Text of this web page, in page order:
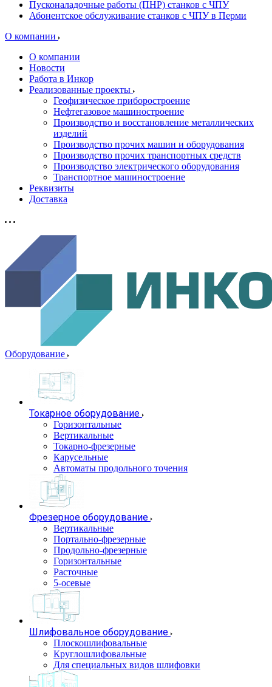
Пусконаладочные работы (ПНР) станков с ЧПУ
Абонентское обслуживание станков с ЧПУ в Перми
О компании
О компании
Новости
Работа в Инкор
Реализованные проекты
Геофизическое приборостроение
Нефтегазовое машиностроение
Производство и восстановление металлических
изделий
Производство прочих машин и оборудования
Производство прочих транспортных средств
Производство электрического оборудования
Транспортное машиностроение
Реквизиты
Доставка
Оборудование
Токарное оборудование
Горизонтальные
Вертикальные
Токарно-фрезерные
Карусельные
Автоматы продольного точения
Фрезерное оборудование
Вертикальные
Портально-фрезерные
Продольно-фрезерные
Горизонтальные
Расточные
5-осевые
Шлифовальное оборудование
Плоскошлифовальные
Круглошлифовальные
Для специальных видов шлифовки